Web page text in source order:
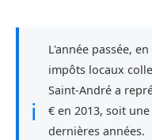
ℹ
L'année passée,
impôts locaux
Saint-André a
€ en 2013, soit une
dernières années.